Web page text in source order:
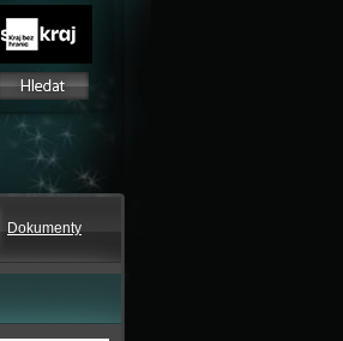
Dokumenty